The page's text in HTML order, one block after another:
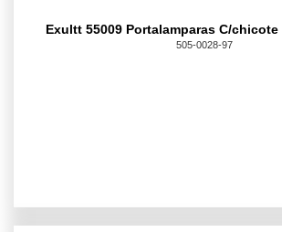
Exultt 55009 Portalamparas C/
505-0028-97